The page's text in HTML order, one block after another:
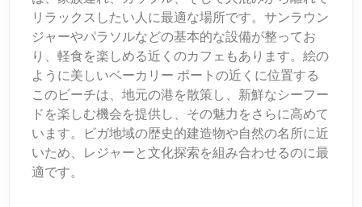
リラックスしたい人に最適な場所です。サンラウン
ジャーやパラソルなどの基本的な設備が整ってお
り、軽食を楽しめる近くのカフェもあります。絵の
ように美しいベーカリー ポートの近くに位置する
このビーチは、地元の港を散策し、新鮮なシーフー
ドを楽しむ機会を提供し、その魅力をさらに高めて
います。ビガ地域の歴史的建造物や自然の名所に近
いため、レジャーと文化探索を組み合わせるのに最
適です。